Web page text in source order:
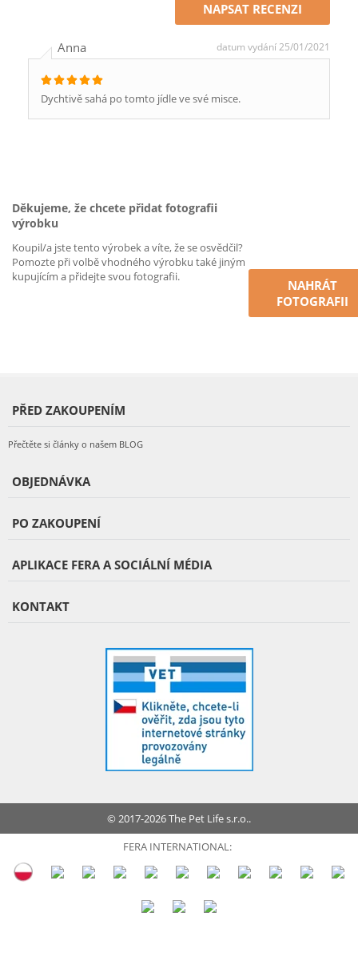
NAPSAT RECENZI
Anna datum vydání 25/01/2021
Dychtivě sahá po tomto jídle ve své misce.
Děkujeme, že chcete přidat fotografii
výrobku
Koupil/a jste tento výrobek a víte, že se osvědčil?
Pomozte při volbě vhodného výrobku také jiným
kupujícím a přidejte svou fotografii.
NAHRÁT
FOTOGRAFII
PŘED ZAKOUPENÍM
Přečtěte si články o našem BLOG
OBJEDNÁVKA
PO ZAKOUPENÍ
APLIKACE FERA A SOCIÁLNÍ MÉDIA
KONTAKT
© 2017-2026 The Pet Life s.r.o..
FERA INTERNATIONAL: